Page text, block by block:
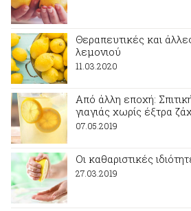
Θεραπευτικές και
λεμονιού
11.03.2020
Από άλλη εποχή:
γιαγιάς χωρίς έξτρα
07.05.2019
Οι καθαριστικές
27.03.2019